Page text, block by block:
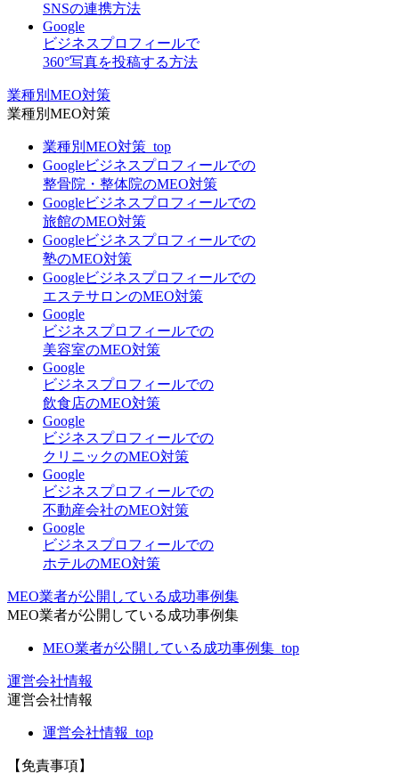
SNSの連携方法
Google
ビジネスプロフィールで
360°写真を投稿する方法
業種別MEO対策
業種別MEO対策
業種別MEO対策_top
Googleビジネスプロフィールでの
整骨院・整体院のMEO対策
Googleビジネスプロフィールでの
旅館のMEO対策
Googleビジネスプロフィールでの
塾のMEO対策
Googleビジネスプロフィールでの
エステサロンのMEO対策
Google
ビジネスプロフィールでの
美容室のMEO対策
Google
ビジネスプロフィールでの
飲食店のMEO対策
Google
ビジネスプロフィールでの
クリニックのMEO対策
Google
ビジネスプロフィールでの
不動産会社のMEO対策
Google
ビジネスプロフィールでの
ホテルのMEO対策
MEO業者が公開している成功事例集
MEO業者が公開している成功事例集
MEO業者が公開している成功事例集_top
運営会社情報
運営会社情報
運営会社情報_top
【免責事項】